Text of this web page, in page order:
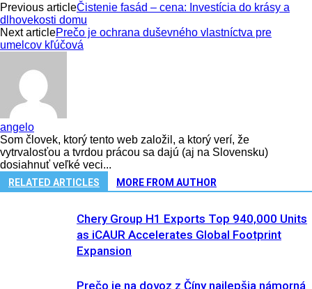
Previous articleČistenie fasád – cena: Investícia do krásy a
dlhovekosti domu
Next articlePrečo je ochrana duševného vlastníctva pre
umelcov kľúčová
angelo
Som človek, ktorý tento web založil, a ktorý verí, že
vytrvalosťou a tvrdou prácou sa dajú (aj na Slovensku)
dosiahnuť veľké veci...
RELATED ARTICLES MORE FROM AUTHOR
Chery Group H1 Exports Top 940,000 Units
as iCAUR Accelerates Global Footprint
Expansion
Prečo je na dovoz z Číny najlepšia námorná